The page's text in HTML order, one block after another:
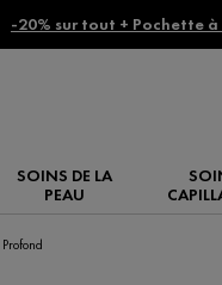
-20% sur tout + Pochette
SOINS DE LA
PEAU